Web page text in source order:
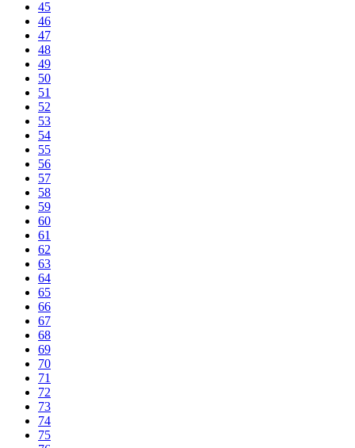
45
46
47
48
49
50
51
52
53
54
55
56
57
58
59
60
61
62
63
64
65
66
67
68
69
70
71
72
73
74
75